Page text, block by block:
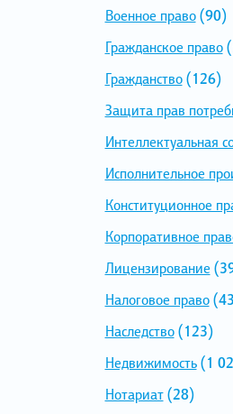
Военное право(90)
Гражданское право
Гражданство(126)
Защита прав
Интеллектуальная
Исполнительное
Конституционное
Корпоративное
Лицензирование
Налоговое право
Наследство(123)
Недвижимость(1
Нотариат(28)